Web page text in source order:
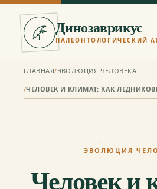
Динозаврикус
ПАЛЕОНТОЛОГИЧЕСКИЙ
ГЛАВНАЯ/ЭВОЛЮЦИЯ ЧЕЛОВЕКА
/ЧЕЛОВЕК И КЛИМАТ: КАК
ЭВОЛЮЦИЯ
Человек и